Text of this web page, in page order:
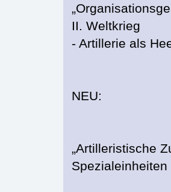
II. Weltkrieg
- Artillerie als
NEU:
„Artilleristische
Spezialeinheiten